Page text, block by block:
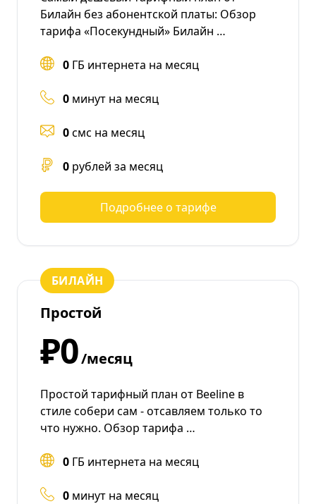
Билайн без абонентской платы: Обзор
тарифа «Посекундный» Билайн …
0 ГБ интернета на месяц
0 минут на месяц
0смс на месяц
0 рублей за месяц
Подробнее о тарифе
БИЛАЙН
Простой
₽0/месяц
Простой тарифный план от Beeline в
стиле собери сам - отсавляем только то
что нужно. Обзор тарифа …
0 ГБ интернета на месяц
0 минут на месяц